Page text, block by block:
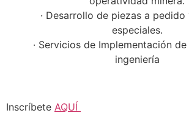
· Desarrollo de piezas a
especiales.
· Servicios de Implementación
ingeniería
Inscríbete AQUÍ